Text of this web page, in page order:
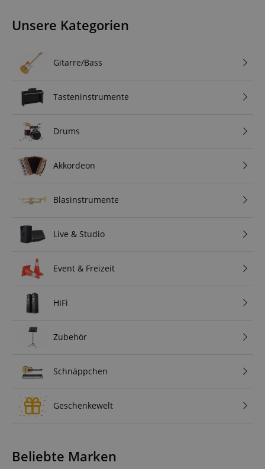
Unsere Kategorien
Gitarre/Bass
Tasteninstrumente
Drums
Akkordeon
Blasinstrumente
Live & Studio
Event & Freizeit
HiFi
Zubehör
Schnäppchen
Geschenkewelt
Beliebte Marken